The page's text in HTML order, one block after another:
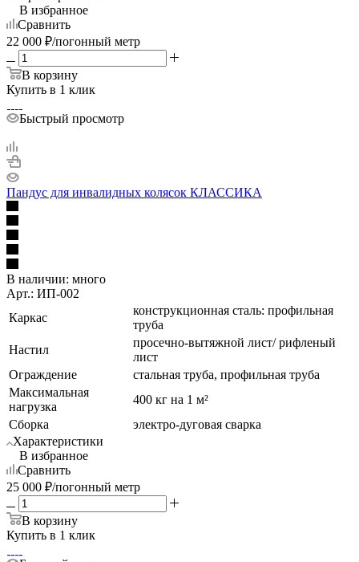
В избранное
Сравнить
22 000 ₽/погонный метр
В корзину
Купить в 1 клик
Быстрый просмотр
Пандус для инвалидных колясок КЛАССИКА
В наличии: много
Арт.: ИП-002
Каркас
конструкционная сталь: профильная
труба
Настил
просечно-вытяжной лист/ рифленый
лист
Ограждение
стальная труба, профильная труба
Максимальная
нагрузка
400 кг на 1 м²
Сборка
электро-дуговая сварка
Характеристики
В избранное
Сравнить
25 000 ₽/погонный метр
В корзину
Купить в 1 клик